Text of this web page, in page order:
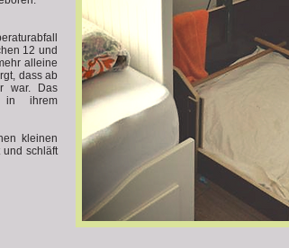
12 und
alleine
dass ab
war. Das
in ihrem
kleinen
und schläft